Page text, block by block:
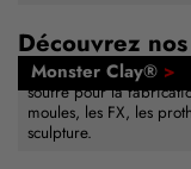
Découvrez
Monster Clay® >
Pâte à modeler
soufre pour la
moules, les FX, les
sculpture.